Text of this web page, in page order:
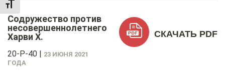
TOGGLE FONT SIZE
Содружество против
несовершеннолетнего
Харви Х.
20-P-40 | 23 ИЮНЯ 2021
ГОДА
СКАЧАТЬ PDF